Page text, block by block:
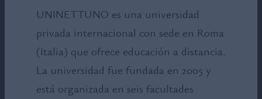
UNINETTUNO es una universidad
privada internacional con sede en Roma
(Italia) que ofrece educación a distancia.
La universidad fue fundada en 2005 y
está organizada en seis facultades